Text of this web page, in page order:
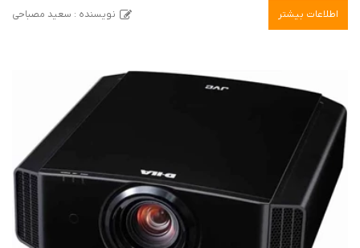
است و 5700 ایزو لومن و پوشش چشمگیر فضای رنگی Rec. 2020 را ارائه می‌دهد.
اطلاعات بیشتر نویسنده : سعید مصباحی